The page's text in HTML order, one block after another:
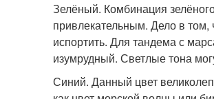
Зелёный. Комбинация
привлекательным. Дело в том,
испортить. Для тандема с
изумрудный. Светлые тона
Синий. Данный цвет